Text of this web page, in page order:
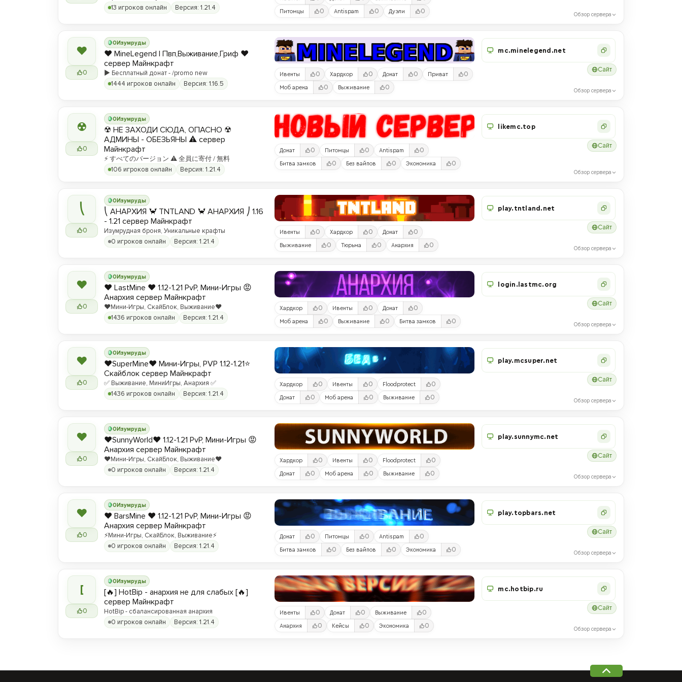
13 игроков онлайн
Версия: 1.21.4 Питомцы 0 Antispam 0 Дуэли 0 Обзор сервера
❤
0
0Изумруды
❤️ MineLegend | Пвп,Выживание,Гриф ❤️
сервер Майнкрафт
▶️ Бесплатный донат - /promo new
1444 игроков онлайн
Версия: 1.16.5
Ивенты 0 Хардкор 0 Донат 0 Приват 0
Моб арена 0 Выживание 0
mc.minelegend.net
Сайт
Обзор сервера
☢
0
0Изумруды
☢ НЕ ЗАХОДИ СЮДА, ОПАСНО ☢
АДМИНЫ - ОБЕЗЬЯНЫ ⚠ сервер
Майнкрафт
⚡ すべてのバージョン ⚠ 全員に寄付 / 無料
106 игроков онлайн
Версия: 1.21.4
Донат 0 Питомцы 0 Antispam 0
Битва замков 0 Без вайпов 0 Экономика 0
likemc.top
Сайт
Обзор сервера
⎝
0
0Изумруды
⎝ АНАРХИЯ 🦀 TNTLAND 🦀 АНАРХИЯ ⎠ 1.16
- 1.21 сервер Майнкрафт
Изумрудная броня, Уникальные крафты
0 игроков онлайн
Версия: 1.21.4
Ивенты 0 Хардкор 0 Донат 0
Выживание 0 Тюрьма 0 Анархия 0
play.tntland.net
Сайт
Обзор сервера
❤
0
0Изумруды
❤️ LastMine ❤️ 1.12-1.21 PvP, Мини-Игры 😡
Анархия сервер Майнкрафт
❤️Мини-Игры, СкайБлок, Выживание❤️
1436 игроков онлайн
Версия: 1.21.4
Хардкор 0 Ивенты 0 Донат 0
Моб арена 0 Выживание 0 Битва замков 0
login.lastmc.org
Сайт
Обзор сервера
❤
0
0Изумруды
❤️SuperMine❤️ Мини-Игры, PVP 1.12-1.21⭐
Скайблок сервер Майнкрафт
✅ Выживание, МиниИгры, Анархия ✅
1436 игроков онлайн
Версия: 1.21.4
Хардкор 0 Ивенты 0 Floodprotect 0
Донат 0 Моб арена 0 Выживание 0
play.mcsuper.net
Сайт
Обзор сервера
❤
0
0Изумруды
❤️SunnyWorld❤️ 1.12-1.21 PvP, Мини-Игры 😡
Анархия сервер Майнкрафт
❤️Мини-Игры, СкайБлок, Выживание❤️
0 игроков онлайн
Версия: 1.21.4
Хардкор 0 Ивенты 0 Floodprotect 0
Донат 0 Моб арена 0 Выживание 0
play.sunnymc.net
Сайт
Обзор сервера
❤
0
0Изумруды
❤️ BarsMine ❤️ 1.12-1.21 PvP, Мини-Игры 😡
Анархия сервер Майнкрафт
⚡Мини-Игры, СкайБлок, Выживание⚡
0 игроков онлайн
Версия: 1.21.4
Донат 0 Питомцы 0 Antispam 0
Битва замков 0 Без вайпов 0 Экономика 0
play.topbars.net
Сайт
Обзор сервера
[
0
0Изумруды
[🔥] HotBip - анархия не для слабых [🔥]
сервер Майнкрафт
HotBip - сбалансированная анархия
0 игроков онлайн
Версия: 1.21.4
Ивенты 0 Донат 0 Выживание 0
Анархия 0 Кейсы 0 Экономика 0
mc.hotbip.ru
Сайт
Обзор сервера